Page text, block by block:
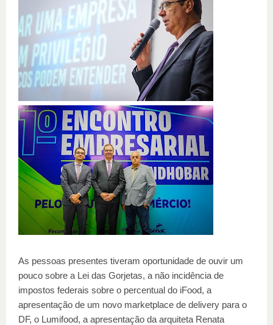
As pessoas presentes tiveram oportunidade de ouvir um
pouco sobre a Lei das Gorjetas, a não incidência de
impostos federais sobre o percentual do iFood, a
apresentação de um novo marketplace de delivery para o
DF, o Lumifood, a apresentação da arquiteta Renata